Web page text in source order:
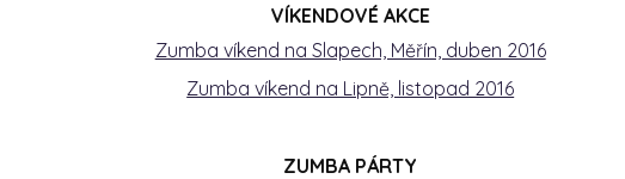
VÍKENDOVÉ AKCE
Zumba víkend na Slapech, Měřín, duben 2016
Zumba víkend na Lipně, listopad 2016
ZUMBA PÁRTY